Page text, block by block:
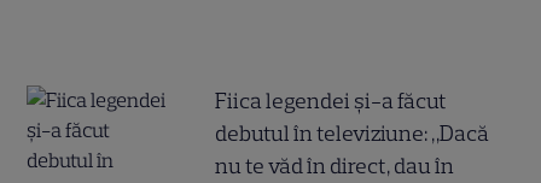
Fiica legendei și-a făcut
debutul în televiziune: „Dacă
nu te văd în direct, dau în